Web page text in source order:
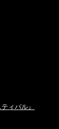
ィバル』